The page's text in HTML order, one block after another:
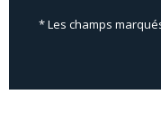
* Les champs